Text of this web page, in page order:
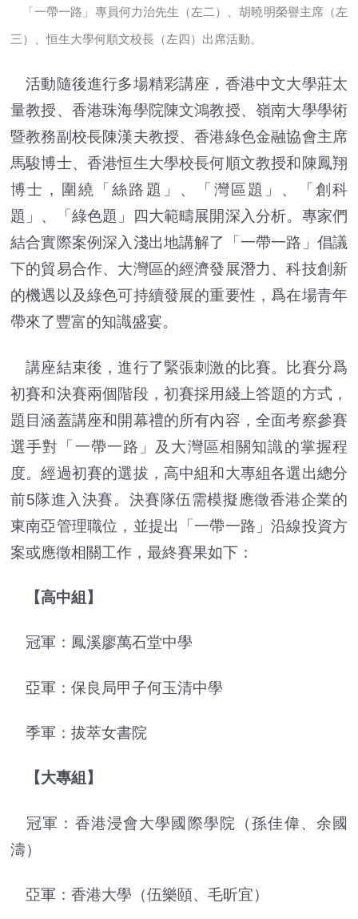
「一帶一路」專員何力治先生（左二）、胡曉明榮譽主席（左
三）、恒生大學何順文校長（左四）出席活動。
活動隨後進行多場精彩講座，香港中文大學莊太
量教授、香港珠海學院陳文鴻教授、嶺南大學學術
暨教務副校長陳漢夫教授、香港綠色金融協會主席
馬駿博士、香港恒生大學校長何順文教授和陳鳳翔
博士，圍繞「絲路題」、「灣區題」、「創科
題」、「綠色題」四大範疇展開深入分析。專家們
結合實際案例深入淺出地講解了「一帶一路」倡議
下的貿易合作、大灣區的經濟發展潛力、科技創新
的機遇以及綠色可持續發展的重要性，爲在場青年
帶來了豐富的知識盛宴。
講座結束後，進行了緊張刺激的比賽。比賽分爲
初賽和決賽兩個階段，初賽採用綫上答題的方式，
題目涵蓋講座和開幕禮的所有內容，全面考察參賽
選手對「一帶一路」及大灣區相關知識的掌握程
度。經過初賽的選拔，高中組和大專組各選出總分
前5隊進入決賽。決賽隊伍需模擬應徵香港企業的
東南亞管理職位，並提出「一帶一路」沿線投資方
案或應徵相關工作，最終賽果如下：
【高中組】
冠軍：鳳溪廖萬石堂中學
亞軍：保良局甲子何玉清中學
季軍：拔萃女書院
【大專組】
冠軍：香港浸會大學國際學院（孫佳偉、余國
濤）
亞軍：香港大學（伍樂頤、毛昕宜）